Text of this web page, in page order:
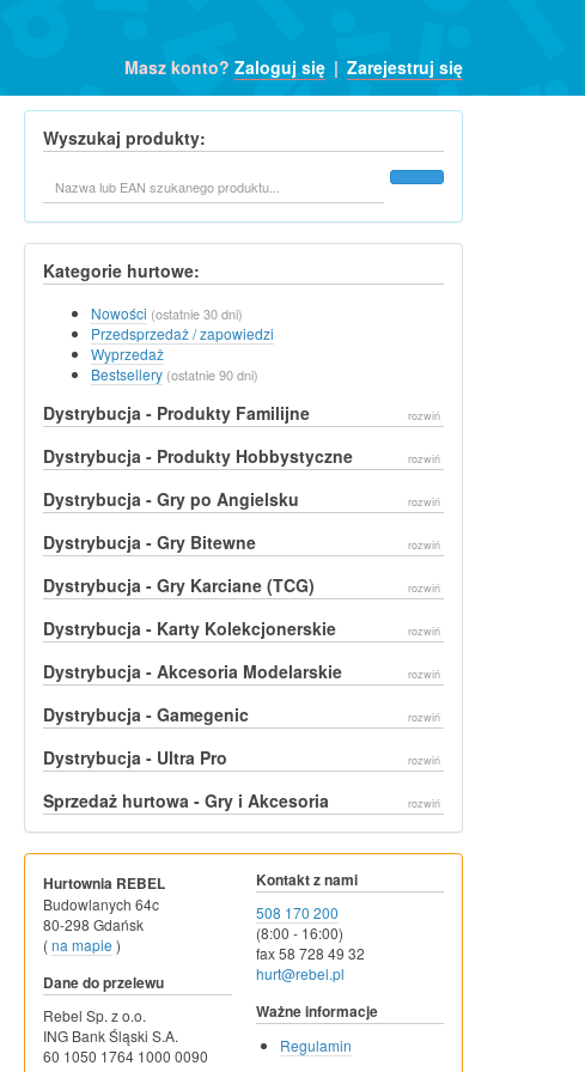
Masz konto? Zaloguj się | Zarejestruj się
Wyszukaj produkty:
Kategorie hurtowe:
Nowości (ostatnie 30 dni)
Przedsprzedaż / zapowiedzi
Wyprzedaż
Bestsellery (ostatnie 90 dni)
Dystrybucja - Produkty Familijne rozwiń
Dystrybucja - Produkty Hobbystyczne rozwiń
Dystrybucja - Gry po Angielsku rozwiń
Dystrybucja - Gry Bitewne rozwiń
Dystrybucja - Gry Karciane (TCG) rozwiń
Dystrybucja - Karty Kolekcjonerskie rozwiń
Dystrybucja - Akcesoria Modelarskie rozwiń
Dystrybucja - Gamegenic rozwiń
Dystrybucja - Ultra Pro rozwiń
Sprzedaż hurtowa - Gry i Akcesoria rozwiń
Hurtownia REBEL
Budowlanych 64c
80-298 Gdańsk
(na mapie )
Dane do przelewu
Rebel Sp. z o.o.
ING Bank Śląski S.A.
60 1050 1764 1000 0090
Kontakt z nami
508 170 200
(8:00 - 16:00)
fax 58 728 49 32
hurt@rebel.pl
Ważne informacje
Regulamin